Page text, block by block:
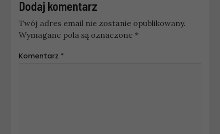
Dodaj komentarz
Twój adres email nie zostanie opublikowany.
Wymagane pola są oznaczone *
Komentarz *